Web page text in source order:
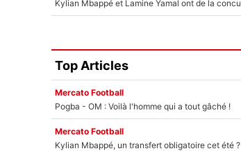
Top Articles
Mercato Football
Pogba - OM : Voilà l'homme qui a tout gâché !
Mercato Football
Kylian Mbappé, un transfert obligatoire cet été ?